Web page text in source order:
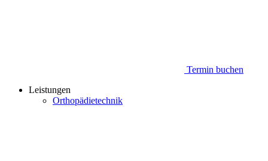
Termin buchen
Leistungen
Orthopädietechnik